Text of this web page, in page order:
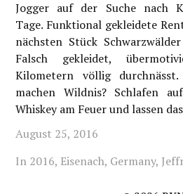
Jogger auf der Suche nach
Tage. Funktional gekleidete
nächsten Stück
Falsch gekleidet,
Kilometern völlig
machen Wildnis? Schlafen
Whiskey am Feuer und lassen
August 25, 2016
In 2016, Eisenach, Germany,